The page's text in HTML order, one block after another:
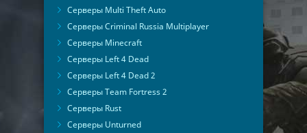
Серверы Multi Theft Auto
Серверы Criminal Russia Multiplayer
Серверы Minecraft
Серверы Left 4 Dead
Серверы Left 4 Dead 2
Серверы Team Fortress 2
Серверы Rust
Серверы Unturned